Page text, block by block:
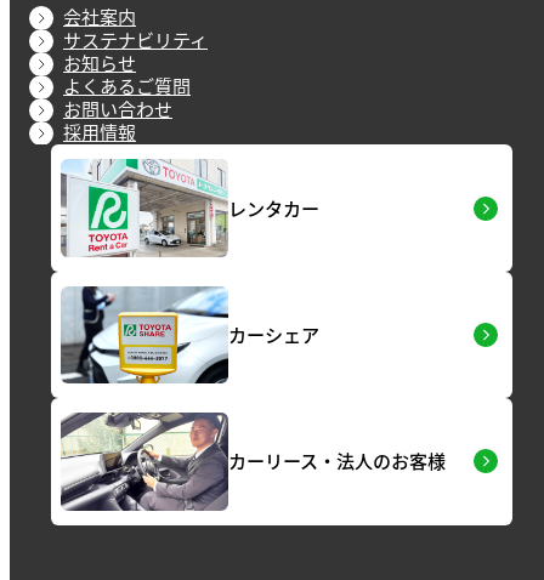
会社案内
サステナビリティ
お知らせ
よくあるご質問
お問い合わせ
採用情報
レンタカー
カーシェア
カーリース・法人のお客様